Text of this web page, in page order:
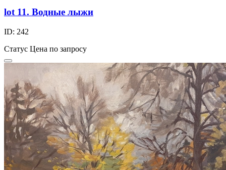
lot 11. Водные лыжи
ID: 242
Статус Цена по запросу